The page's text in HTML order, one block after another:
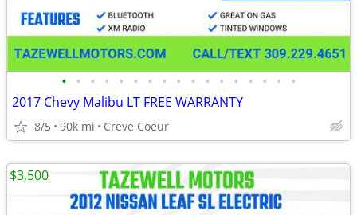
• • • • • • • • • • • • • • • • •
2017 Chevy Malibu LT FREE WARRANTY
8/5 90k mi Creve Coeur
$3,500